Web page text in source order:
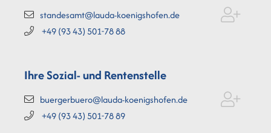
standesamt@lauda-koenigshofen.de
+49 (9343) 501-7888
Ihre Sozial- und Rentenstelle
buergerbuero@lauda-koenigshofen.de
+49 (9343) 501-7889